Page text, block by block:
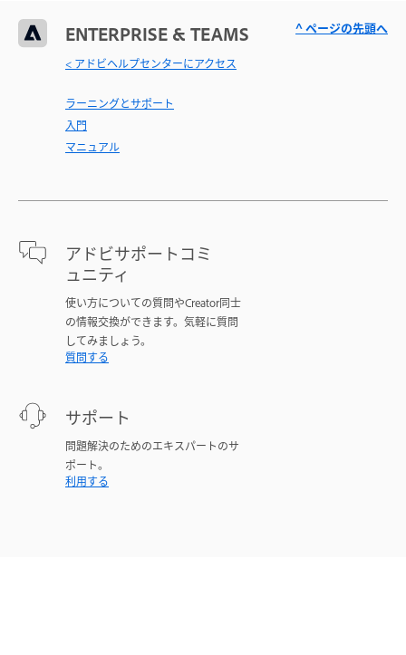
ENTERPRISE & TEAMS
< アドビヘルプセンターにアクセス
ラーニングとサポート
入門
マニュアル
アドビサポートコミ
ュニティ
使い方についての質問やCreator同士
の情報交換ができます。気軽に質問
してみましょう。
質問する
サポート
問題解決のためのエキスパートのサ
ポート。
利用する
^ ページの先頭へ